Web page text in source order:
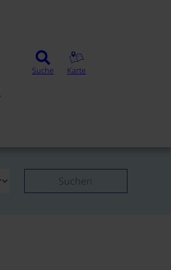
Suche Karte
Suchen